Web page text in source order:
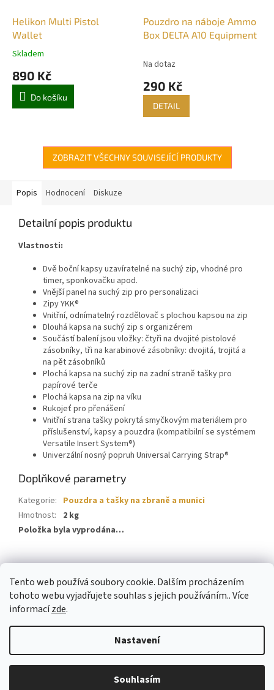
Tento web používá soubory cookie. Dalším procházením
tohoto webu vyjadřujete souhlas s jejich používáním.. Více
informacízde.
Nastavení
Souhlasím
Helikon Multi Pistol
Wallet
Průměrné
produktu
5,0
Skladem
890 Kč
Do košíku
Pouzdro na náboje Ammo
Box DELTA A10 Equipment
Na dotaz
290 Kč
DETAIL
ZOBRAZIT VŠECHNY SOUVISEJÍCÍ PRODUKTY
Popis Hodnocení Diskuze
Detailní popis produktu
Vlastnosti:
Dvě boční kapsy uzavíratelné na suchý zip, vhodné pro
timer, sponkovačku apod.
Vnější panel na suchý zip pro personalizaci
Zipy YKK®
Vnitřní, odnímatelný rozdělovač s plochou kapsou na zip
Dlouhá kapsa na suchý zip s organizérem
Součástí balení jsou vložky: čtyři na dvojité pistolové
zásobníky, tři na karabinové zásobníky: dvojitá, trojitá a
na pět zásobníků
Plochá kapsa na suchý zip na zadní straně tašky pro
papírové terče
Plochá kapsa na zip na víku
Rukojeť pro přenášení
Vnitřní strana tašky pokrytá smyčkovým materiálem pro
příslušenství, kapsy a pouzdra (kompatibilní se systémem
Versatile Insert System®)
Univerzální nosný popruh Universal Carrying Strap®
Doplňkové parametry
Kategorie: Pouzdra a tašky na zbraně a munici
Hmotnost:
2 kg
Položka byla vyprodána…
Z
Vytvořil Shoptet
Varjag Tactical. Všechna práva vyhrazena.